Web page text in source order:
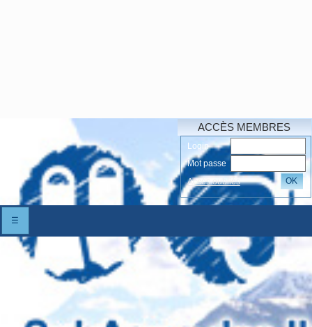
ACCÈS MEMBRES
Login
Mot passe
Accés oubliés
OK
☰